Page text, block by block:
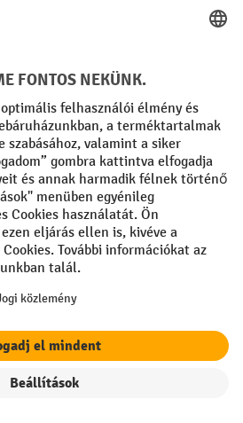
a következő témákban: